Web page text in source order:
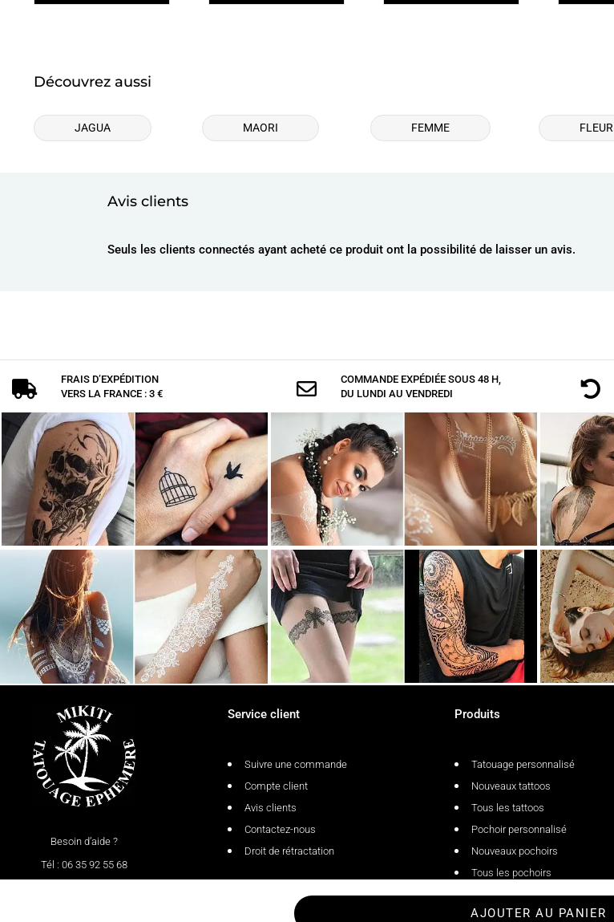
Découvrez aussi
JAGUA MAORI FEMME FLEUR
Avis clients
Seuls les clients connectés ayant acheté ce produit ont la possibilité de laisser un avis.
AJOUTER AU PANIER

FRAIS D’EXPÉDITION
VERS LA FRANCE : 3 €

COMMANDE EXPÉDIÉE SOUS 48 H,
DU LUNDI AU VENDREDI

Besoin d’aide ?
Tél : 06 35 92 55 68
Service client
Suivre une commande
Compte client
Avis clients
Contactez-nous
Droit de rétractation
Produits
Tatouage personnalisé
Nouveaux tattoos
Tous les tattoos
Pochoir personnalisé
Nouveaux pochoirs
Tous les pochoirs